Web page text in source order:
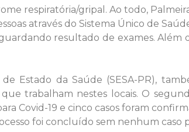
respiratória/gripal. Ao todo,
através do Sistema Único de
resultado de exames. Além
Estado da Saúde (SESA-PR),
trabalham nestes locais. O
Covid-19 e cinco casos foram
foi concluído sem nenhum caso